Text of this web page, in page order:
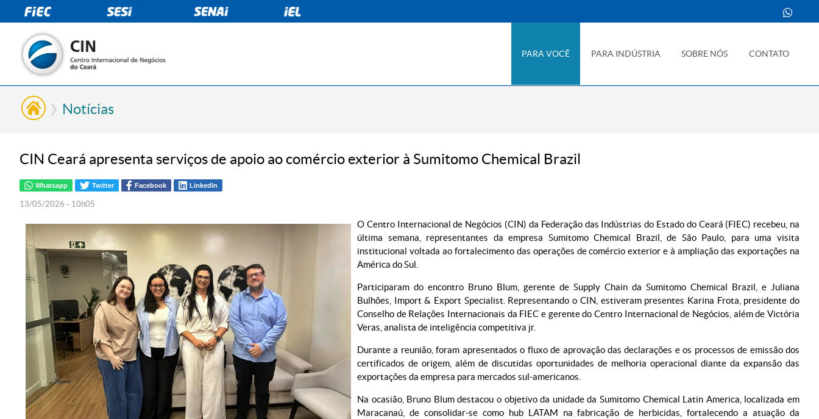
PARA VOCÊ PARA INDÚSTRIA SOBRE NÓS CONTATO
Notícias
CIN Ceará apresenta serviços de apoio ao comércio exterior à Sumitomo Chemical Brazil
Whatsapp Twitter Facebook LinkedIn
13/05/2026 - 10h05
O Centro Internacional de Negócios (CIN) da Federação das Indústrias do Estado do Ceará (FIEC) recebeu, na
última semana, representantes da empresa Sumitomo Chemical Brazil, de São Paulo, para uma visita
institucional voltada ao fortalecimento das operações de comércio exterior e à ampliação das exportações na
América do Sul.
Participaram do encontro Bruno Blum, gerente de Supply Chain da Sumitomo Chemical Brazil, e Juliana
Bulhões, Import & Export Specialist. Representando o CIN, estiveram presentes Karina Frota, presidente do
Conselho de Relações Internacionais da FIEC e gerente do Centro Internacional de Negócios, além de Victória
Veras, analista de inteligência competitiva jr.
Durante a reunião, foram apresentados o fluxo de aprovação das declarações e os processos de emissão dos
certificados de origem, além de discutidas oportunidades de melhoria operacional diante da expansão das
exportações da empresa para mercados sul-americanos.
Na ocasião, Bruno Blum destacou o objetivo da unidade da Sumitomo Chemical Latin America, localizada em
Maracanaú, de consolidar-se como hub LATAM na fabricação de herbicidas, fortalecendo a atuação da